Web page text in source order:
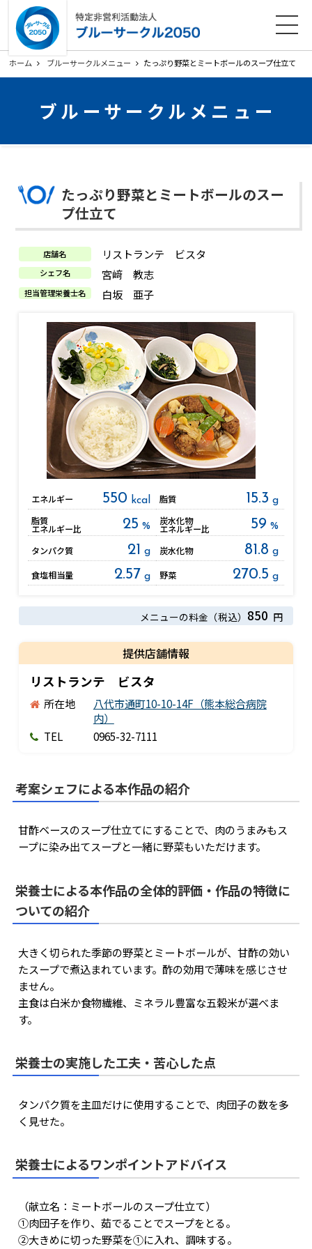
ホーム ブルーサークルメニュー たっぷり野菜とミートボールのスープ仕立て
ブルーサークルメニュー
たっぷり野菜とミートボールのスー
プ仕立て
店舗名 リストランテ ビスタ
シェフ名 宮﨑 教志
担当管理栄養士名 白坂 亜子
エネルギー 550 kcal 脂質 15.3 g
脂質
エネルギー比 25 % 炭水化物
エネルギー比 59 %
タンパク質 21 g 炭水化物 81.8 g
食塩相当量 2.57 g 野菜 270.5 g
メニューの料金（税込） 850 円
提供店舗情報
リストランテ ビスタ
所在地
八代市通町10-10-14F（熊本総合病院
内）
TEL
0965-32-7111
考案シェフによる本作品の紹介
甘酢ベースのスープ仕立てにすることで、肉のうまみもス
ープに染み出てスープと一緒に野菜もいただけます。
栄養士による本作品の全体的評価・作品の特徴に
ついての紹介
大きく切られた季節の野菜とミートボールが、甘酢の効い
たスープで煮込まれています。酢の効用で薄味を感じさせ
ません。
主食は白米か食物繊維、ミネラル豊富な五穀米が選べま
す。
栄養士の実施した工夫・苦心した点
タンパク質を主皿だけに使用することで、肉団子の数を多
く見せた。
栄養士によるワンポイントアドバイス
（献立名：ミートボールのスープ仕立て）
①肉団子を作り、茹でることでスープをとる。
②大きめに切った野菜を①に入れ、調味する。
ホーム
活動内容 各種ダウンロード
サイトマップ